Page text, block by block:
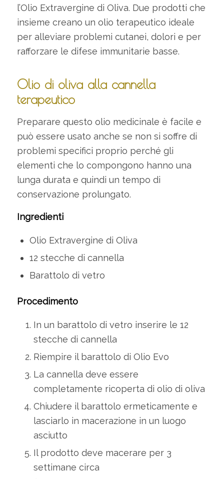
l’Olio Extravergine di Oliva. Due prodotti che
insieme creano un olio terapeutico ideale
per alleviare problemi cutanei, dolori e per
rafforzare le difese immunitarie basse.
Olio di oliva alla cannella
terapeutico
Preparare questo olio medicinale è facile e
può essere usato anche se non si soffre di
problemi specifici proprio perché gli
elementi che lo compongono hanno una
lunga durata e quindi un tempo di
conservazione prolungato.
Ingredienti
Olio Extravergine di Oliva
12 stecche di cannella
Barattolo di vetro
Procedimento
In un barattolo di vetro inserire le 12
stecche di cannella
Riempire il barattolo di Olio Evo
La cannella deve essere
completamente ricoperta di olio di oliva
Chiudere il barattolo ermeticamente e
lasciarlo in macerazione in un luogo
asciutto
Il prodotto deve macerare per 3
settimane circa